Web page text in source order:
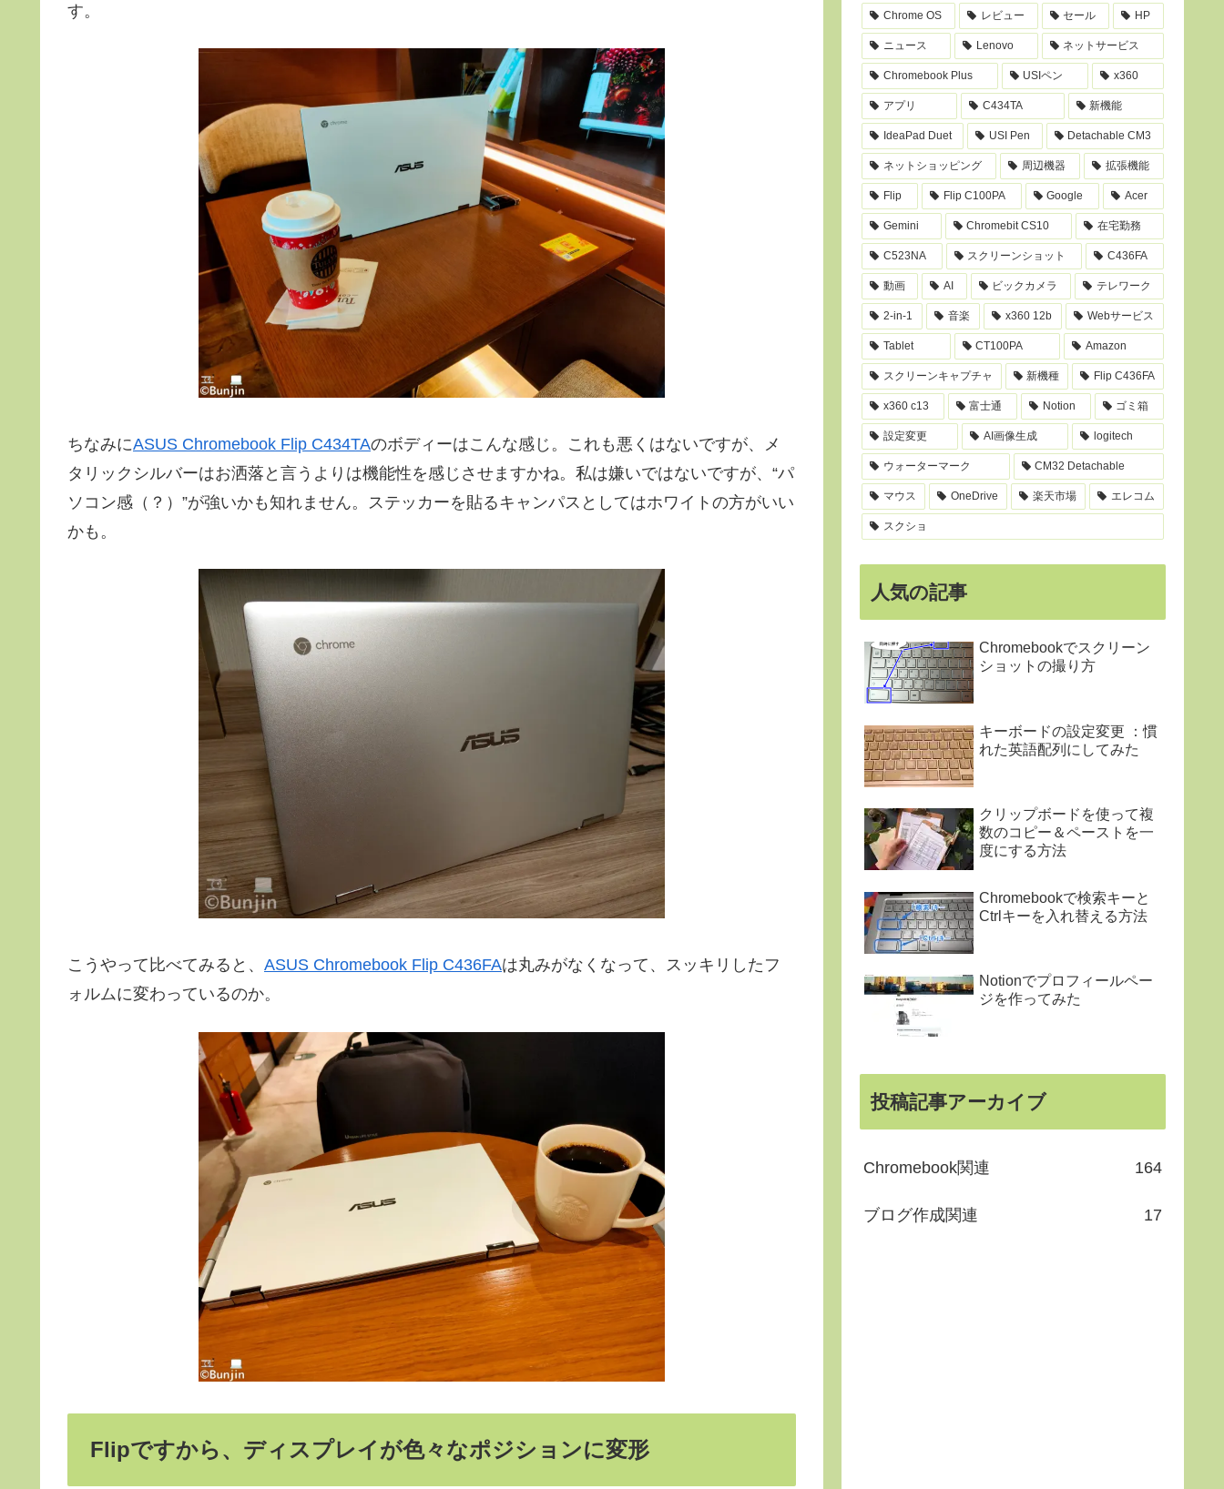
す。
ちなみにASUS Chromebook Flip C434TAのボディーはこんな感じ。これも悪くはないですが、メ
タリックシルバーはお洒落と言うよりは機能性を感じさせますかね。私は嫌いではないですが、“パ
ソコン感（？）”が強いかも知れません。ステッカーを貼るキャンパスとしてはホワイトの方がいい
かも。
こうやって比べてみると、 ASUS Chromebook Flip C436FAは丸みがなくなって、スッキリしたフ
ォルムに変わっているのか。
Flipですから、ディスプレイが色々なポジションに変形
Chrome OS レビュー セール HP
ニュース Lenovo ネットサービス
Chromebook Plus USIペン x360
アプリ C434TA 新機能
IdeaPad Duet USI Pen Detachable CM3
ネットショッピング 周辺機器 拡張機能
Flip Flip C100PA Google Acer
Gemini Chromebit CS10 在宅勤務
C523NA スクリーンショット C436FA
動画 AI ビックカメラ テレワーク
2-in-1 音楽 x360 12b Webサービス
Tablet CT100PA Amazon
スクリーンキャプチャ 新機種 Flip C436FA
x360 c13 富士通 Notion ゴミ箱
設定変更 AI画像生成 logitech
ウォーターマーク CM32 Detachable
マウス OneDrive 楽天市場 エレコム
スクショ
人気の記事
Chromebookでスクリーン
ショットの撮り方
キーボードの設定変更 ：慣
れた英語配列にしてみた
クリップボードを使って複
数のコピー＆ペーストを一
度にする方法
Chromebookで検索キーと
Ctrlキーを入れ替える方法
Notionでプロフィールペー
ジを作ってみた
投稿記事アーカイブ
Chromebook関連 164
ブログ作成関連 17